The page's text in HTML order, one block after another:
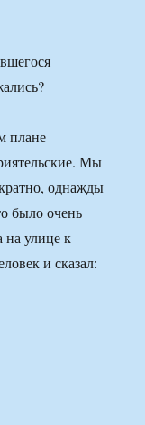
плане
Мы
однажды
было очень
на улице к
и сказал: